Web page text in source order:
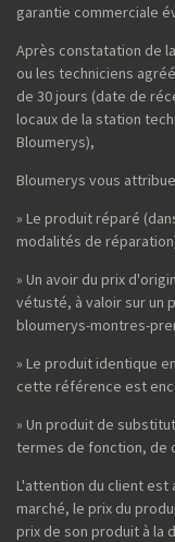
garantie commerciale
Après constatation de
ou les techniciens
de 30 jours (date de
locaux de la station
Bloumerys),
Bloumerys vous
» Le produit réparé
modalités de
» Un avoir du prix
vétusté, à valoir sur un
bloumerys-montres-
» Le produit identique
cette référence est
» Un produit de
termes de fonction, de
L'attention du client est
marché, le prix du
prix de son produit à la